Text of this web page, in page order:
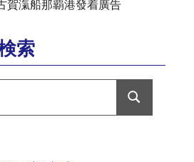
賀滊船那覇港發着廣告
索
検
索